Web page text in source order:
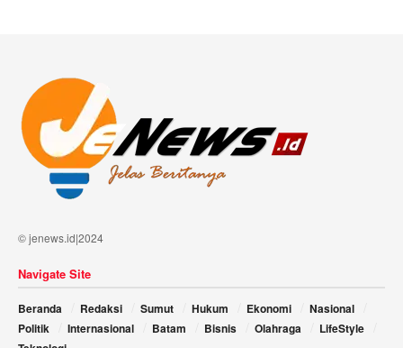
© jenews.id|2024
Navigate Site
Beranda Redaksi Sumut Hukum Ekonomi
Nasional
Politik
Internasional Batam Bisnis Olahraga
LifeStyle